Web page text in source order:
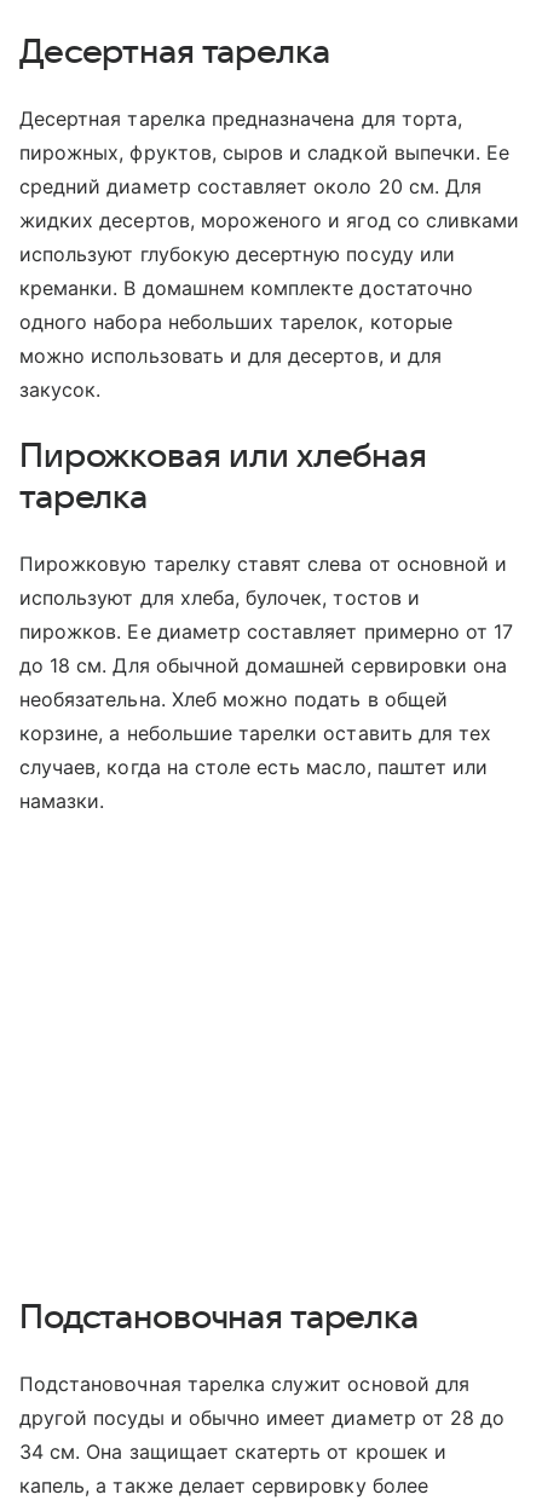
Десертная тарелка
Десертная тарелка предназначена для торта,
пирожных, фруктов, сыров и сладкой выпечки. Ее
средний диаметр составляет около 20 см. Для
жидких десертов, мороженого и ягод со сливками
используют глубокую десертную посуду или
креманки. В домашнем комплекте достаточно
одного набора небольших тарелок, которые
можно использовать и для десертов, и для
закусок.
Пирожковая или хлебная
тарелка
Пирожковую тарелку ставят слева от основной и
используют для хлеба, булочек, тостов и
пирожков. Ее диаметр составляет примерно от 17
до 18 см. Для обычной домашней сервировки она
необязательна. Хлеб можно подать в общей
корзине, а небольшие тарелки оставить для тех
случаев, когда на столе есть масло, паштет или
намазки.
Подстановочная тарелка
Подстановочная тарелка служит основой для
другой посуды и обычно имеет диаметр от 28 до
34 см. Она защищает скатерть от крошек и
капель, а также делает сервировку более